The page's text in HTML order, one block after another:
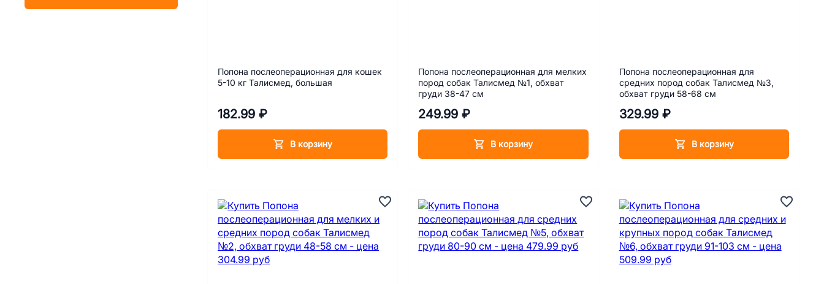
Попона послеоперационная для кошек
5-10 кг Талисмед, большая
182.99 ₽
В корзину
Попона послеоперационная для мелких
пород собак Талисмед №1, обхват
груди 38-47 см
249.99 ₽
В корзину
Попона послеоперационная для
средних пород собак Талисмед №3,
обхват груди 58-68 см
329.99 ₽
В корзину